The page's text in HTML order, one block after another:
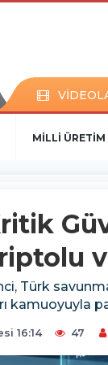
MİLLİ ÜRETİM
Türk
kamuoyuyla
16:14 47